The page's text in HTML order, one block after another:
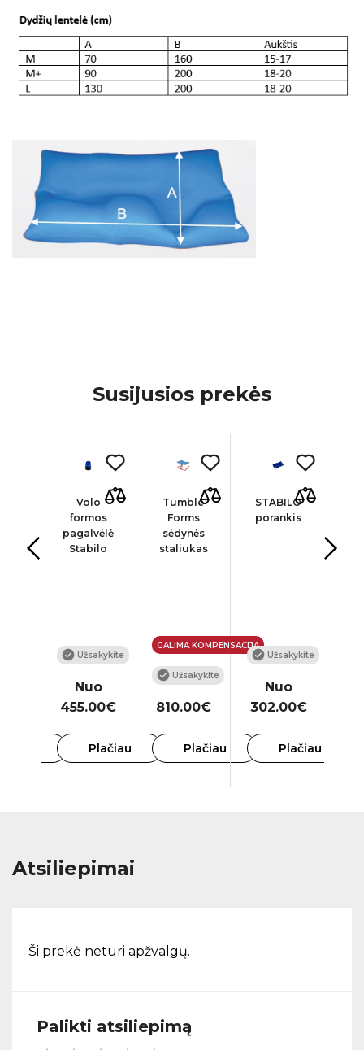
Susijusios prekės
Volo
formos
pagalvėlė
Stabilo
Užsakykite
Nuo
455.00€
Plačiau
Tumble
Forms
sėdynės
staliukas
GALIMA KOMPENSACIJA
Užsakykite
810.00€
Plačiau
STABILO
porankis
Užsakykite
Nuo
302.00€
Plačiau
Atsiliepimai
Ši prekė neturi apžvalgų.
Palikti atsiliepimą